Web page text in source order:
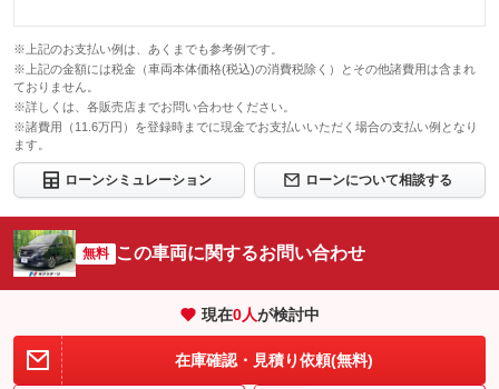
※上記のお支払い例は、あくまでも参考例です。
※上記の金額には税金（車両本体価格(税込)の消費税除く）とその他諸費用は含まれ
ておりません。
※詳しくは、各販売店までお問い合わせください。
※諸費用（11.6万円）を登録時までに現金でお支払いいただく場合の支払い例となり
ます。
ローンシミュレーション ローンについて相談する
無料 この車両に関するお問い合わせ
現在0人が検討中
在庫確認・見積り依頼(無料)